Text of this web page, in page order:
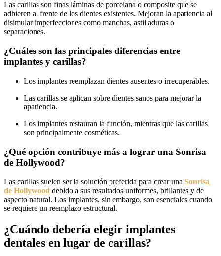
Las carillas son finas láminas de porcelana o composite que se
adhieren al frente de los dientes existentes. Mejoran la apariencia al
disimular imperfecciones como manchas, astilladuras o
separaciones.
¿Cuáles son las principales diferencias entre
implantes y carillas?
Los implantes reemplazan dientes ausentes o irrecuperables.
Las carillas se aplican sobre dientes sanos para mejorar la
apariencia.
Los implantes restauran la función, mientras que las carillas
son principalmente cosméticas.
¿Qué opción contribuye más a lograr una Sonrisa
de Hollywood?
Las carillas suelen ser la solución preferida para crear una Sonrisa
de Hollywood debido a sus resultados uniformes, brillantes y de
aspecto natural. Los implantes, sin embargo, son esenciales cuando
se requiere un reemplazo estructural.
¿Cuándo debería elegir implantes
dentales en lugar de carillas?